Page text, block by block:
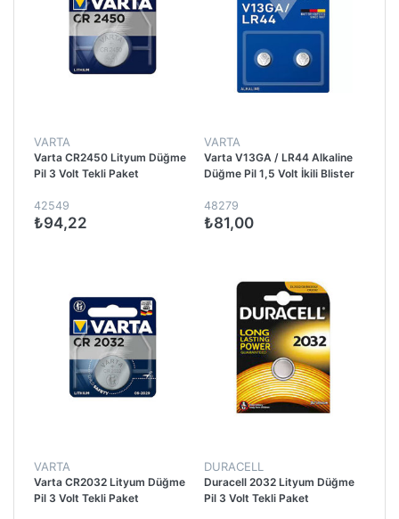
VARTA
Varta CR2450 Lityum Düğme
Pil 3 Volt Tekli Paket
42549
₺94,22
VARTA
Varta V13GA / LR44 Alkaline
Düğme Pil 1,5 Volt İkili Blister
48279
₺81,00
VARTA
Varta CR2032 Lityum Düğme
Pil 3 Volt Tekli Paket
DURACELL
Duracell 2032 Lityum Düğme
Pil 3 Volt Tekli Paket